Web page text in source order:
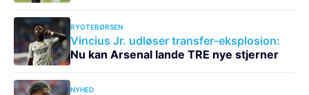
RYGTEBØRSEN
Vincius Jr. udløser transfer-eksplosion:
Nu kan Arsenal lande TRE nye stjerner
NYHED